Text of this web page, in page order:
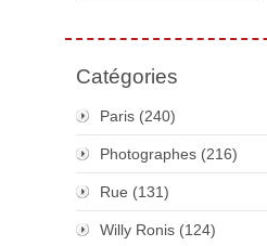
Catégories
Paris (240)
Photographes (216)
Rue (131)
Willy Ronis (124)